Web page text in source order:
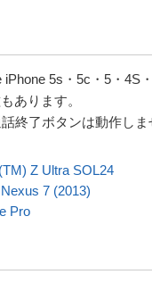
5s・5c・5・4S
あります。
終了ボタンは動作しま
Z Ultra SOL24
7 (2013)
Pro